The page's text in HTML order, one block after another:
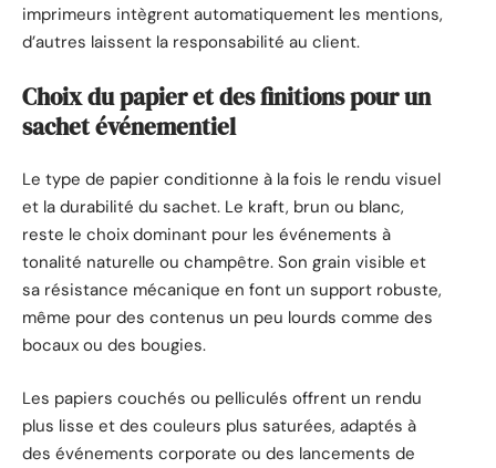
imprimeurs intègrent automatiquement les mentions,
d’autres laissent la responsabilité au client.
Choix du papier et des finitions pour un
sachet événementiel
Le type de papier conditionne à la fois le rendu visuel
et la durabilité du sachet. Le kraft, brun ou blanc,
reste le choix dominant pour les événements à
tonalité naturelle ou champêtre. Son grain visible et
sa résistance mécanique en font un support robuste,
même pour des contenus un peu lourds comme des
bocaux ou des bougies.
Les papiers couchés ou pelliculés offrent un rendu
plus lisse et des couleurs plus saturées, adaptés à
des événements corporate ou des lancements de